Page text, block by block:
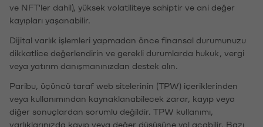
ve NFT'ler dahil), yüksek volatiliteye sahiptir ve ani değer
kayıpları yaşanabilir.
Dijital varlık işlemleri yapmadan önce finansal durumunuzu
dikkatlice değerlendirin ve gerekli durumlarda hukuk, vergi
veya yatırım danışmanınızdan destek alın.
Paribu, üçüncü taraf web sitelerinin (TPW) içeriklerinden
veya kullanımından kaynaklanabilecek zarar, kayıp veya
diğer sonuçlardan sorumlu değildir. TPW kullanımı,
varlıklarınızda kayıp veya değer düşüşüne yol açabilir. Bazı